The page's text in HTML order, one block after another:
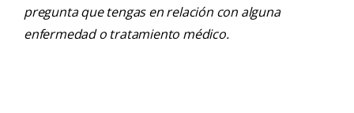
pregunta que tengas en relación con alguna
enfermedad o tratamiento médico.